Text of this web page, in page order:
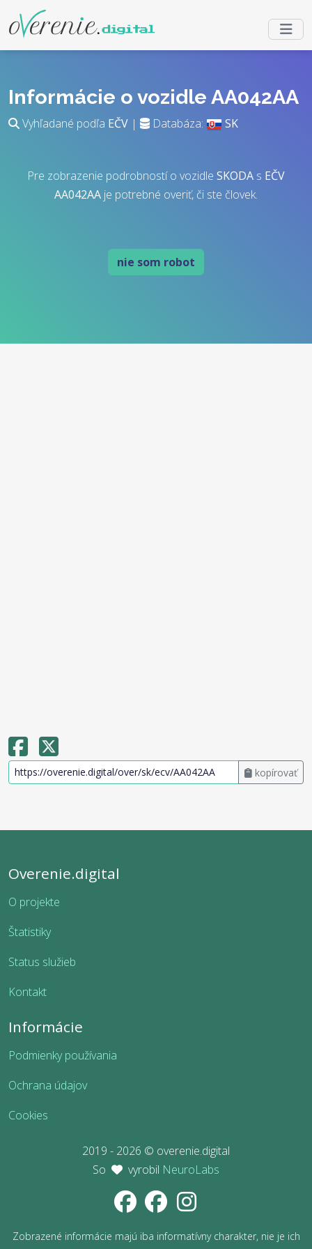
Informácie o vozidle AA042AA
Vyhľadané podľa EČV | Databáza: SK
Pre zobrazenie podrobností o vozidle SKODA s EČV
AA042AA je potrebné overiť, či ste človek.
nie som robot
kopírovať
Overenie.digital
O projekte
Štatistiky
Status služieb
Kontakt
Informácie
Podmienky používania
Ochrana údajov
Cookies
2019 - 2026 © overenie.digital
So
vyrobil NeuroLabs
Zobrazené informácie majú iba informatívny charakter, nie je ich